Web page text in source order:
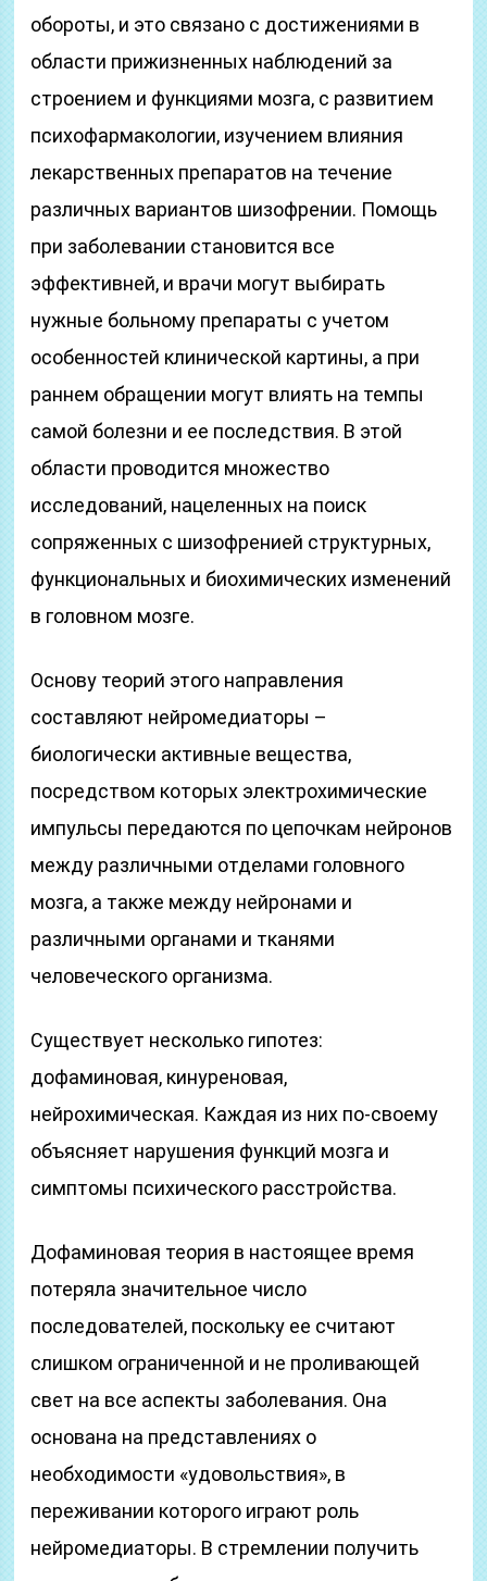
обороты, и это связано с достижениями в
области прижизненных наблюдений за
строением и функциями мозга, с развитием
психофармакологии, изучением влияния
лекарственных препаратов на течение
различных вариантов шизофрении. Помощь
при заболевании становится все
эффективней, и врачи могут выбирать
нужные больному препараты с учетом
особенностей клинической картины, а при
раннем обращении могут влиять на темпы
самой болезни и ее последствия. В этой
области проводится множество
исследований, нацеленных на поиск
сопряженных с шизофренией структурных,
функциональных и биохимических изменений
в головном мозге.
Основу теорий этого направления
составляют нейромедиаторы –
биологически активные вещества,
посредством которых электрохимические
импульсы передаются по цепочкам нейронов
между различными отделами головного
мозга, а также между нейронами и
различными органами и тканями
человеческого организма.
Существует несколько гипотез:
дофаминовая, кинуреновая,
нейрохимическая. Каждая из них по-своему
объясняет нарушения функций мозга и
симптомы психического расстройства.
Дофаминовая теория в настоящее время
потеряла значительное число
последователей, поскольку ее считают
слишком ограниченной и не проливающей
свет на все аспекты заболевания. Она
основана на представлениях о
необходимости «удовольствия», в
переживании которого играют роль
нейромедиаторы. В стремлении получить